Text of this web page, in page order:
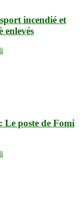
incendié et
enlevés
poste de Fomi